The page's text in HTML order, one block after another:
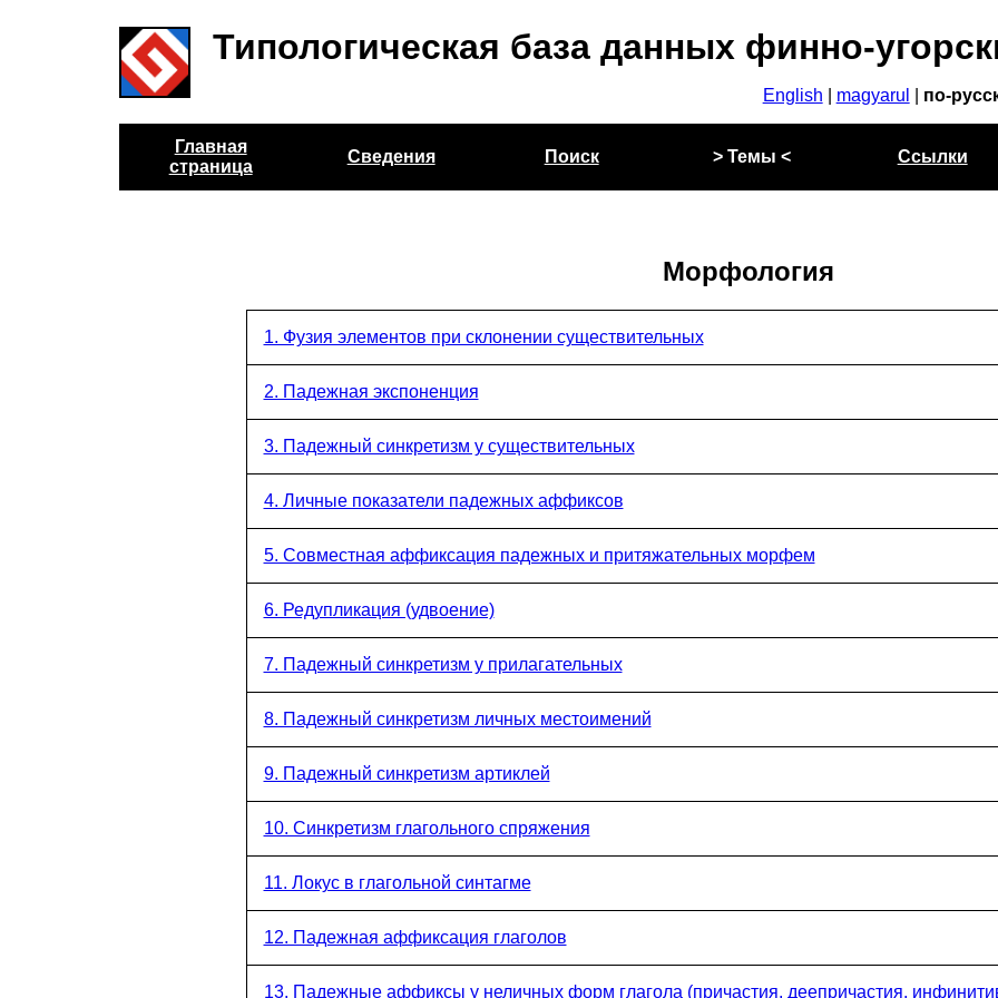
Типологическая база данных финно-
English magyarul по-
Главная
страница
Сведения Поиск > Темы < Ссылки
Морфология
1. Фузия элементов при склонении существительных
2. Падежная экспоненция
3. Падежный синкретизм у существительных
4. Личные показатели падежных аффиксов
5. Совместная аффиксация падежных и притяжательных морфем
6. Редупликация (удвоение)
7. Падежный синкретизм у прилагательных
8. Падежный синкретизм личных местоимений
9. Падежный синкретизм артиклей
10. Синкретизм глагольного спряжения
11. Локус в глагольной синтагме
12. Падежная аффиксация глаголов
13. Падежные аффиксы у неличных форм глагола (причастия, деепричастия,